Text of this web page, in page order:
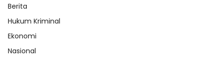
Berita
Hukum Kriminal
Ekonomi
Nasional